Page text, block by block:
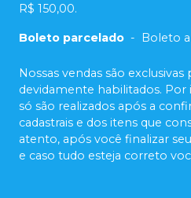
R$ 150,00.
Boleto parcelado - Boleto
Nossas vendas são
devidamente habilitados.
só são realizados após a
cadastrais e dos itens que
atento, após você finalizar
e caso tudo esteja correto